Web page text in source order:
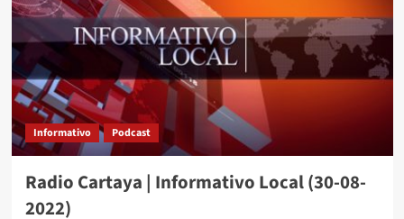
Informativo Podcast
Radio Cartaya | Informativo Local (30-08-
2022)